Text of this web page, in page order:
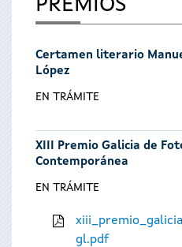
encuentra
usted
aquí
PREMIOS
Certamen literario
López
EN TRÁMITE
XIII Premio Galicia de
Contemporánea
EN TRÁMITE
gl.pdf